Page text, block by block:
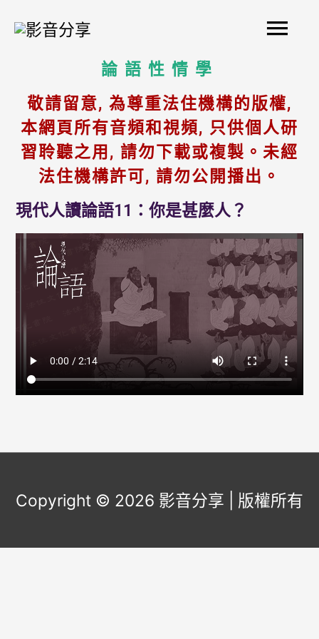
to
論語性情學
敬請留意, 為尊重法住機構的版權,
本網頁所有音頻和視頻, 只供個人研
習聆聽之用, 請勿下載或複製。未經
法住機構許可, 請勿公開播出。
現代人讀論語11：你是甚麼人？
Copyright © 2026 影音分享 | 版權所有